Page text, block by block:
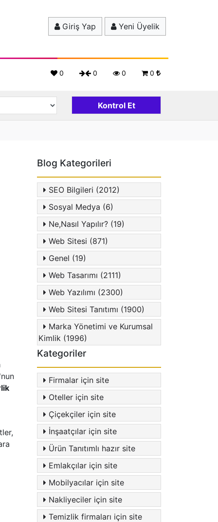
Giriş Yap Yeni Üyelik
0
0
0
0
Blog Kategorileri
SEO Bilgileri (2012)
Sosyal Medya (6)
Ne,Nasıl Yapılır? (19)
Web Sitesi (871)
Genel (19)
Web Tasarımı (2111)
Web Yazılımı (2300)
Web Sitesi Tanıtımı (1900)
Marka Yönetimi ve Kurumsal
Kimlik (1996)
Kategoriler
Firmalar için site
Oteller için site
Çiçekçiler için site
İnşaatçılar için site
Ürün Tanıtımlı hazır site
Emlakçılar için site
Mobilyacılar için site
Nakliyeciler için site
Temizlik firmaları için site